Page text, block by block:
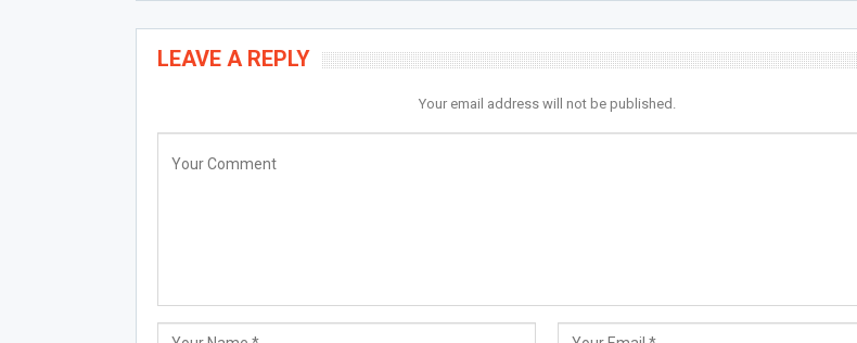
LEAVE A REPLY
Your email address will not be published.